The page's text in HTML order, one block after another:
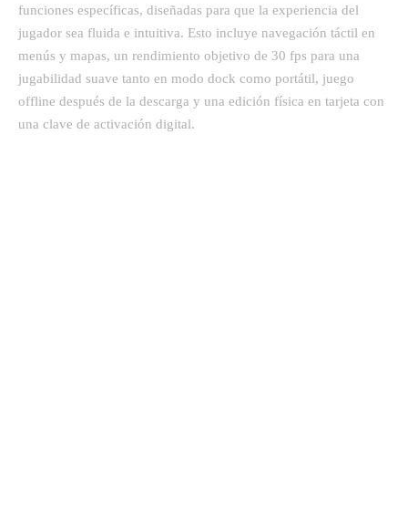
funciones específicas, diseñadas para que la experiencia del
jugador sea fluida e intuitiva. Esto incluye navegación táctil en
menús y mapas, un rendimiento objetivo de 30 fps para una
jugabilidad suave tanto en modo dock como portátil, juego
offline después de la descarga y una edición física en tarjeta con
una clave de activación digital.